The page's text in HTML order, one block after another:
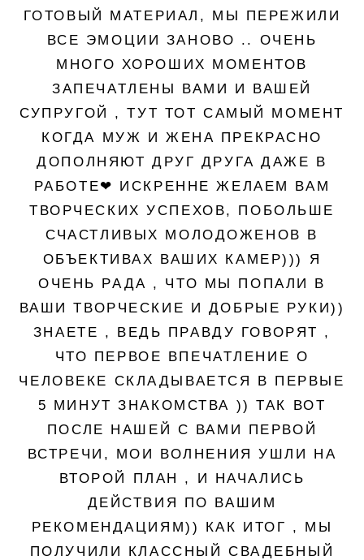
ГОТОВЫЙ МАТЕРИАЛ, МЫ ПЕРЕЖИЛИ
ВСЕ ЭМОЦИИ ЗАНОВО .. ОЧЕНЬ
МНОГО ХОРОШИХ МОМЕНТОВ
ЗАПЕЧАТЛЕНЫ ВАМИ И ВАШЕЙ
СУПРУГОЙ , ТУТ ТОТ САМЫЙ МОМЕНТ
КОГДА МУЖ И ЖЕНА ПРЕКРАСНО
ДОПОЛНЯЮТ ДРУГ ДРУГА ДАЖЕ В
РАБОТЕ❤ ИСКРЕННЕ ЖЕЛАЕМ ВАМ
ТВОРЧЕСКИХ УСПЕХОВ, ПОБОЛЬШЕ
СЧАСТЛИВЫХ МОЛОДОЖЕНОВ В
ОБЪЕКТИВАХ ВАШИХ КАМЕР))) Я
ОЧЕНЬ РАДА , ЧТО МЫ ПОПАЛИ В
ВАШИ ТВОРЧЕСКИЕ И ДОБРЫЕ РУКИ))
ЗНАЕТЕ , ВЕДЬ ПРАВДУ ГОВОРЯТ ,
ЧТО ПЕРВОЕ ВПЕЧАТЛЕНИЕ О
ЧЕЛОВЕКЕ СКЛАДЫВАЕТСЯ В ПЕРВЫЕ
5 МИНУТ ЗНАКОМСТВА )) ТАК ВОТ
ПОСЛЕ НАШЕЙ С ВАМИ ПЕРВОЙ
ВСТРЕЧИ, МОИ ВОЛНЕНИЯ УШЛИ НА
ВТОРОЙ ПЛАН , И НАЧАЛИСЬ
ДЕЙСТВИЯ ПО ВАШИМ
РЕКОМЕНДАЦИЯМ)) КАК ИТОГ , МЫ
ПОЛУЧИЛИ КЛАССНЫЙ СВАДЕБНЫЙ